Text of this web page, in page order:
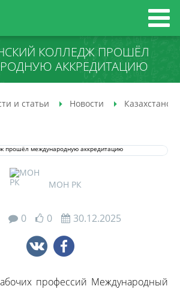
КОЛЛЕДЖ ПРОШЁЛ
АККРЕДИТАЦИЮ
и статьи Новости
МОН РК
0 0 30.12.2025
профессий Международный